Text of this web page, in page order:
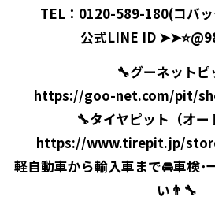
TEL：0120-589-180(コバ
公式LINE ID ➤➤
🔧グーネットピ
https://goo-net.com/pit/
🔧タイヤピット（オー
https://www.tirepit.jp/
軽自動車から輸入車まで🚘車検･
い👨‍🔧